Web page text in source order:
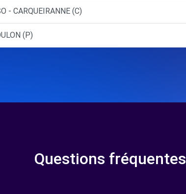
- CARQUEIRANNE (C)
(P)
Questions fréquentes